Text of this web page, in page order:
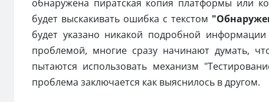
обнаружена пиратская копия платформы или
будет выскакивать ошибка с текстом
будет указано никакой подробной
проблемой, многие сразу начинают думать,
пытаются использовать механизм
проблема заключается как выяснилось в другом.